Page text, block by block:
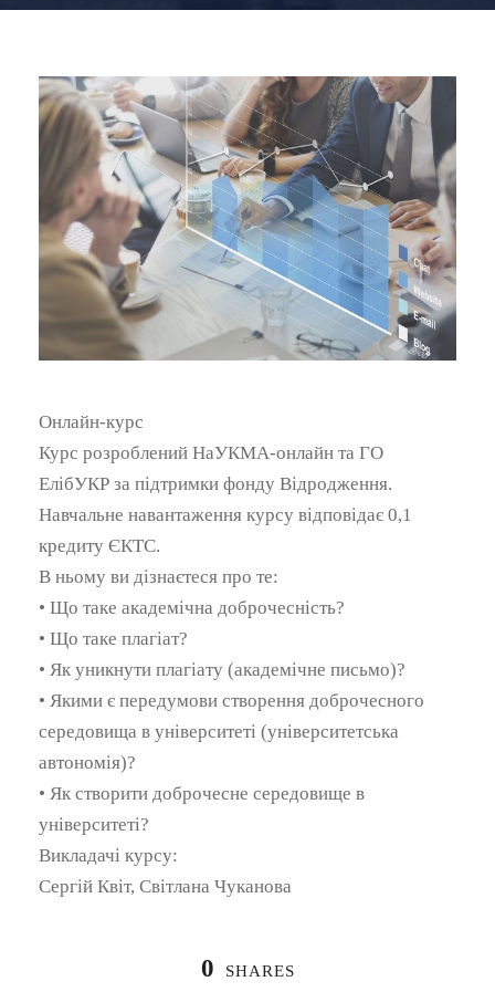
Онлайн-курс
Курс розроблений НаУКМА-онлайн та ГО
ЕлібУКР за підтримки фонду Відродження.
Навчальне навантаження курсу відповідає 0,1
кредиту ЄКТС.
В ньому ви дізнаєтеся про те:
• Що таке академічна доброчесність?
• Що таке плагіат?
• Як уникнути плагіату (академічне письмо)?
• Якими є передумови створення доброчесного
середовища в університеті (університетська
автономія)?
• Як створити доброчесне середовище в
університеті?
Викладачі курсу:
Сергій Квіт, Світлана Чуканова
0 SHARES